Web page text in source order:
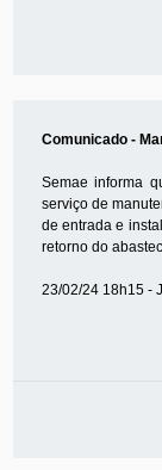
Comunicado -
Semae informa
serviço de
de entrada e
retorno do
23/02/24 18h15 -